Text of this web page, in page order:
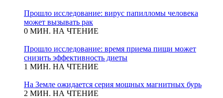
Прошло исследование: вирус папилломы человека
может вызывать рак
0 МИН. НА ЧТЕНИЕ
Прошло исследование: время приема пищи может
снизить эффективность диеты
1 МИН. НА ЧТЕНИЕ
На Земле ожидается серия мощных магнитных бурь
2 МИН. НА ЧТЕНИЕ